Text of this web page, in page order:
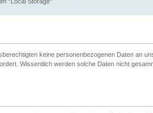
keine personenbezogenen Daten an
Wissentlich werden solche Daten nicht